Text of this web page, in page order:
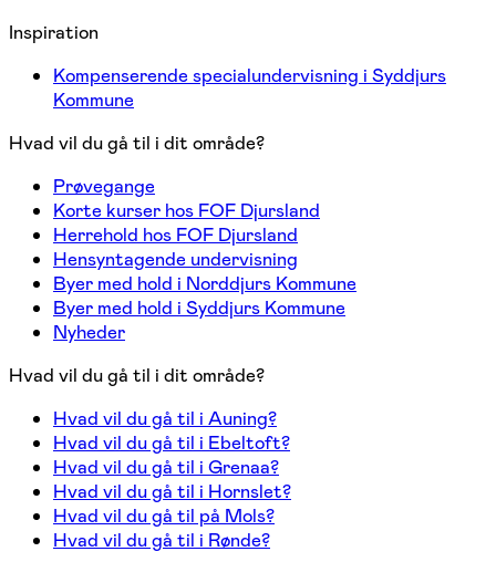
Inspiration
Kompenserende specialundervisning i Syddjurs
Kommune
Hvad vil du gå til i dit område?
Prøvegange
Korte kurser hos FOF Djursland
Herrehold hos FOF Djursland
Hensyntagende undervisning
Byer med hold i Norddjurs Kommune
Byer med hold i Syddjurs Kommune
Nyheder
Hvad vil du gå til i dit område?
Hvad vil du gå til i Auning?
Hvad vil du gå til i Ebeltoft?
Hvad vil du gå til i Grenaa?
Hvad vil du gå til i Hornslet?
Hvad vil du gå til på Mols?
Hvad vil du gå til i Rønde?